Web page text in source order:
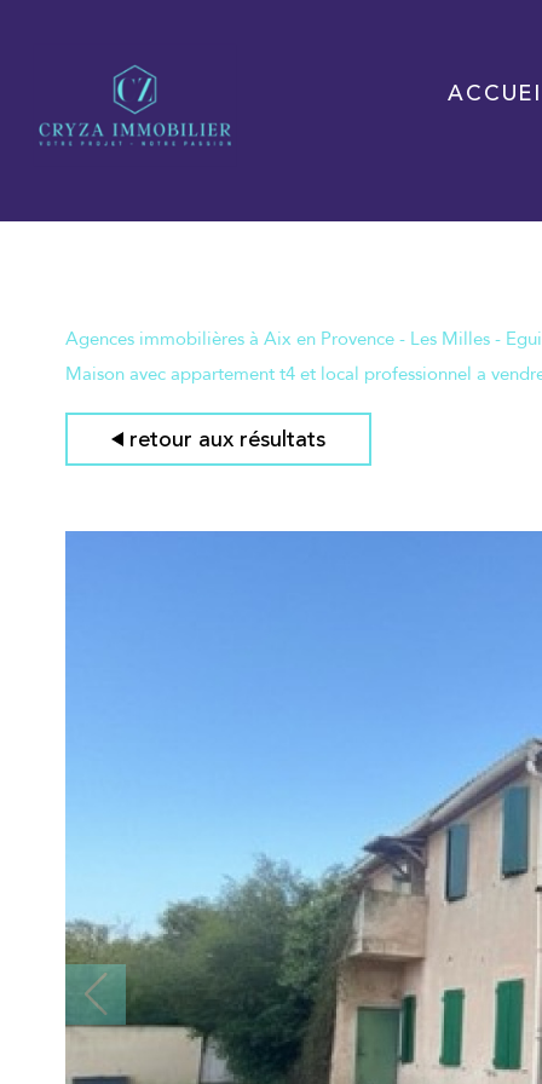
Agences immobilières à Aix en Provence - Les Milles -
Maison avec appartement t4 et local professionnel a
retour aux résultats